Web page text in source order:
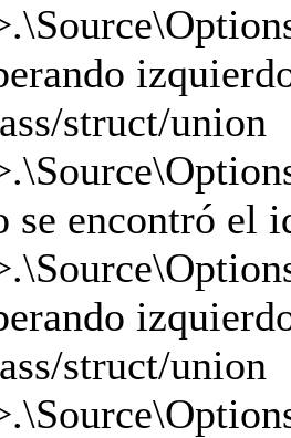
struct/union
se encontró el
struct/union